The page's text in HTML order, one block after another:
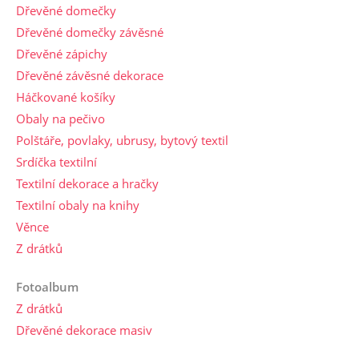
Dřevěné domečky
Dřevěné domečky závěsné
Dřevěné zápichy
Dřevěné závěsné dekorace
Háčkované košíky
Obaly na pečivo
Polštáře, povlaky, ubrusy, bytový textil
Srdíčka textilní
Textilní dekorace a hračky
Textilní obaly na knihy
Věnce
Z drátků
Fotoalbum
Z drátků
Dřevěné dekorace masiv